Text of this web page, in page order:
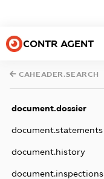
CONTR AGENT
CAHEADER.SEARCH
document.dossier
document.statements
document.history
document.inspections